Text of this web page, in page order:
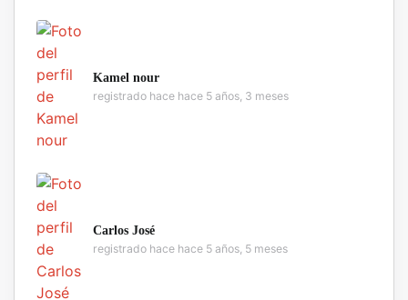
Kamel nour
registrado hace hace 5 años, 3 meses
Carlos José
registrado hace hace 5 años, 5 meses